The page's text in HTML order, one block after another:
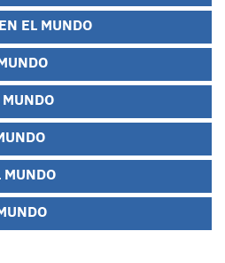
EL MUNDO